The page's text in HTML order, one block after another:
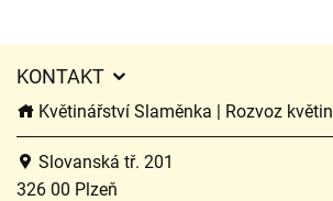
KONTAKT
Květinářství Slaměnka | Rozvoz květin
Slovanská tř. 201
326 00 Plzeň